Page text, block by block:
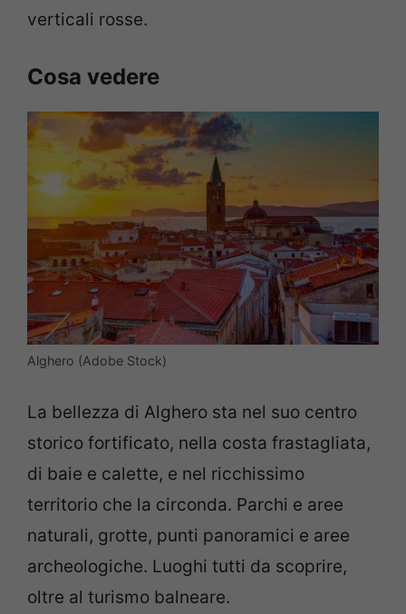
verticali rosse.
Cosa vedere
Alghero (Adobe Stock)
La bellezza di Alghero sta nel suo centro
storico fortificato, nella costa frastagliata,
di baie e calette, e nel ricchissimo
territorio che la circonda. Parchi e aree
naturali, grotte, punti panoramici e aree
archeologiche. Luoghi tutti da scoprire,
oltre al turismo balneare.